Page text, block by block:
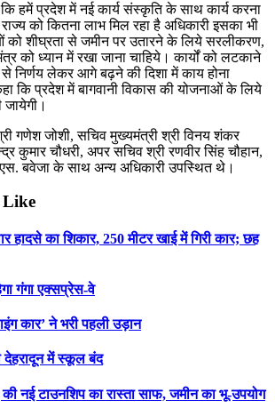
कि हमें प्रदेश में नई कार्य संस्कृति के साथ कार्य करना
को कितना लाभ मिल रहा है अधिकारी इसका भी
शीघ्रता से जमीन पर उतारने के लिये सरलीकरण,
को ध्यान में रखा जाना चाहिये। कार्यों को लटकाने
से निर्णय लेकर आगे बढ़ने की दिशा में काय होना
कि प्रदेश में बागवानी विकास की योजनाओं के लिये
जायेगी।
गणेश जोशी, सचिव मुख्यमंत्री श्री विनय शंकर
कुमार चौधरी, अपर सचिव श्री रणवीर सिंह चौहान,
बवेजा के साथ अन्य अधिकारी उपस्थित थे।
Like
हादसे का शिकार, 250 मीटर खाई में गिरी कार; छह
गंगा एक्सप्रेस-वे
कार’ ने भरी पहली उड़ान
देहरादून में स्कूल बंद
नई टाउनशिप का रास्ता साफ, जमीन का भू-उपयोग